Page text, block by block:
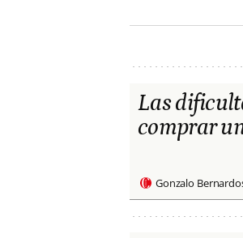
Las
comprar
Gonzalo